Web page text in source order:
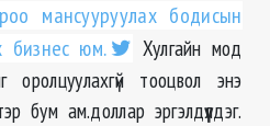
мансууруулах бодисын
бизнес юм.
Хулгайн мод
оролцуулахгүй тооцвол энэ
ам.доллар эргэлдүүлдэг.